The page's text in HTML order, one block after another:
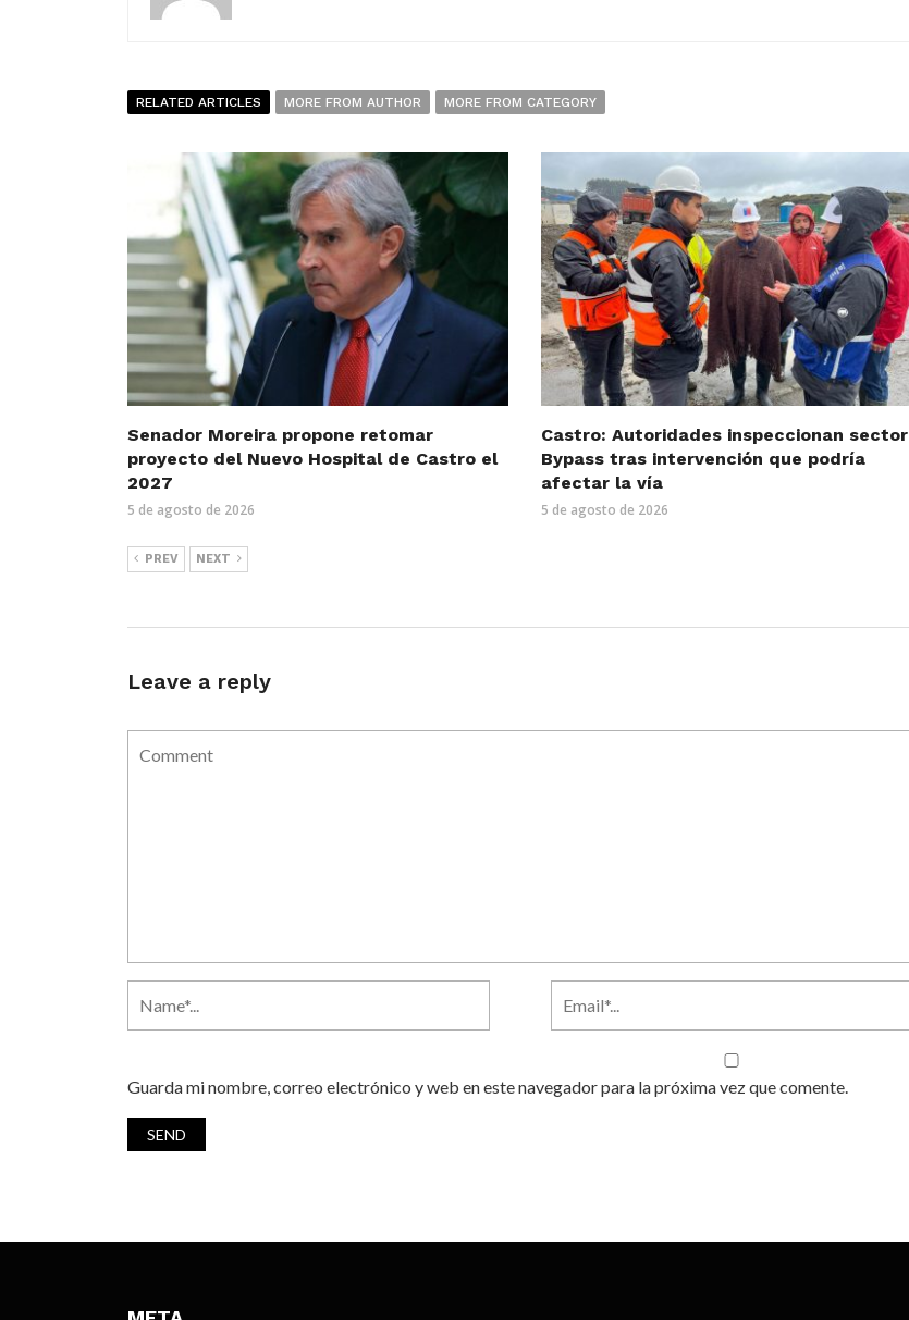
RELATED ARTICLES MORE FROM AUTHOR MORE FROM CATEGORY
Senador Moreira propone retomar
proyecto del Nuevo Hospital de Castro el
2027
5 de agosto de 2026
Castro: Autoridades inspeccionan sector
Bypass tras intervención que podría
afectar la vía
5 de agosto de 2026
PREV NEXT
Leave a reply
Guarda mi nombre, correo electrónico y web en este navegador para la próxima vez que comente.